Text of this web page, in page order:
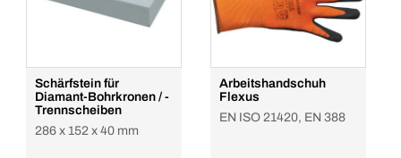
Schärfstein für
Diamant-Bohrkronen / -
Trennscheiben
286 x 152 x 40 mm
Arbeitshandschuh
Flexus
EN ISO 21420, EN 388